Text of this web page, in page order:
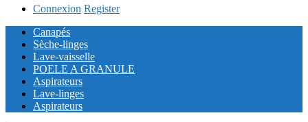
Connexion Register
Canapés
Sèche-linges
Lave-vaisselle
POELE A GRANULE
Aspirateurs
Lave-linges
Aspirateurs